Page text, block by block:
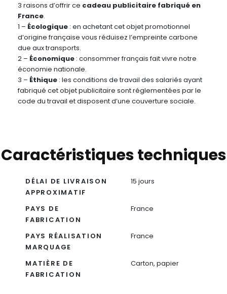
3 raisons d’offrir ce cadeau publicitaire fabriqué en
France.
1 – Écologique : en achetant cet objet promotionnel
d’origine française vous réduisez l’empreinte carbone
due aux transports.
2 – Économique : consommer français fait vivre notre
économie nationale.
3 – Éthique : les conditions de travail des salariés ayant
fabriqué cet objet publicitaire sont réglementées par le
code du travail et disposent d’une couverture sociale.
Caractéristiques techniques
DÉLAI DE LIVRAISON
APPROXIMATIF
15 jours
PAYS DE
FABRICATION
France
PAYS RÉALISATION
MARQUAGE
France
MATIÈRE DE
FABRICATION
Carton, papier